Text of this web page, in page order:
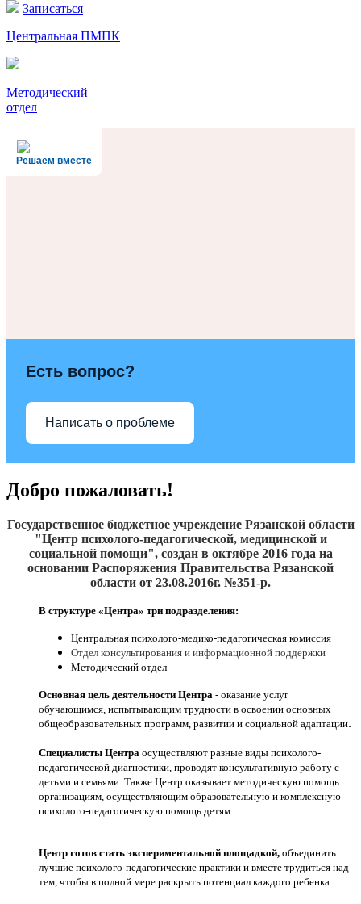
Записаться
Центральная ПМПК
Методический
отдел
Решаем вместе
Есть вопрос?
Написать о проблеме
Добро пожаловать!
Государственное бюджетное учреждение Рязанской области
"Центр психолого-педагогической, медицинской и
социальной помощи", создан в октябре 2016года на
основании Распоряжения Правительства Рязанской
области от 23.08.2016г. №351-р.
В структуре «Центра» три подразделения:
Центральная психолого-медико-педагогическая комиссия
Отдел консультирования и информационной поддержки
Методический отдел
Основная цель деятельности Центра - оказание услуг
обучающимся, испытывающим трудности в освоении основных
общеобразовательных программ, развитии и социальной адаптации.
Специалисты Центра осуществляют разные виды психолого-
педагогической диагностики, проводят консультативную работу с
детьми и семьями. Также Центр оказывает методическую помощь
организациям, осуществляющим образовательную и комплексную
психолого-педагогическую помощь детям.
Центр готов стать экспериментальной площадкой, объединить
лучшие психолого-педагогические практики и вместе трудиться над
тем, чтобы в полной мере раскрыть потенциал каждого ребенка.